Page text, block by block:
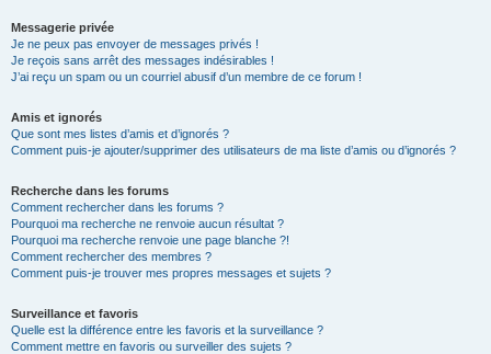
Messagerie privée
Je ne peux pas envoyer de messages privés !
Je reçois sans arrêt des messages indésirables !
J’ai reçu un spam ou un courriel abusif d’un membre de ce forum !
Amis et ignorés
Que sont mes listes d’amis et d’ignorés ?
Comment puis-je ajouter/supprimer des utilisateurs de ma liste d’amis ou d’ignorés ?
Recherche dans les forums
Comment rechercher dans les forums ?
Pourquoi ma recherche ne renvoie aucun résultat ?
Pourquoi ma recherche renvoie une page blanche ?!
Comment rechercher des membres ?
Comment puis-je trouver mes propres messages et sujets ?
Surveillance et favoris
Quelle est la différence entre les favoris et la surveillance ?
Comment mettre en favoris ou surveiller des sujets ?